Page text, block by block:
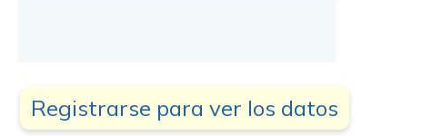
Registrarse para ver los datos